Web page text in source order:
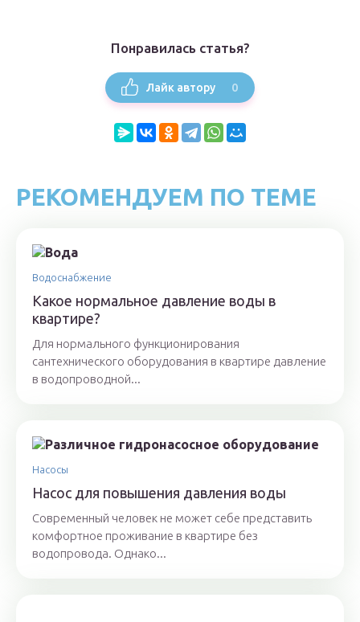
Понравилась статья?
Лайк автору 0
РЕКОМЕНДУЕМ ПО ТЕМЕ
Водоснабжение
Какое нормальное давление воды в
квартире?
Для нормального функционирования
сантехнического оборудования в квартире давление
в водопроводной...
Насосы
Насос для повышения давления воды
Современный человек не может себе представить
комфортное проживание в квартире без
водопровода. Однако...